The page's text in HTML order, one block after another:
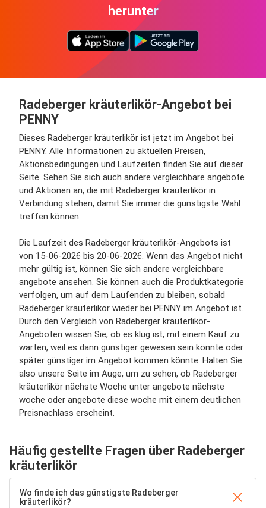
herunter
Radeberger kräuterlikör-Angebot bei
PENNY
Dieses Radeberger kräuterlikör ist jetzt im Angebot bei
PENNY. Alle Informationen zu aktuellen Preisen,
Aktionsbedingungen und Laufzeiten finden Sie auf dieser
Seite. Sehen Sie sich auch andere vergleichbare angebote
und Aktionen an, die mit Radeberger kräuterlikör in
Verbindung stehen, damit Sie immer die günstigste Wahl
treffen können.
Die Laufzeit des Radeberger kräuterlikör-Angebots ist
von 15-06-2026 bis 20-06-2026. Wenn das Angebot nicht
mehr gültig ist, können Sie sich andere vergleichbare
angebote ansehen. Sie können auch die Produktkategorie
verfolgen, um auf dem Laufenden zu bleiben, sobald
Radeberger kräuterlikör wieder bei PENNY im Angebot ist.
Durch den Vergleich von Radeberger kräuterlikör-
Angeboten wissen Sie, ob es klug ist, mit einem Kauf zu
warten, weil es dann günstiger gewesen sein könnte oder
später günstiger im Angebot kommen könnte. Halten Sie
also unsere Seite im Auge, um zu sehen, ob Radeberger
kräuterlikör nächste Woche unter angebote nächste
woche oder angebote diese woche mit einem deutlichen
Preisnachlass erscheint.
Häufig gestellte Fragen über Radeberger
kräuterlikör
Wo finde ich das günstigste Radeberger
kräuterlikör?